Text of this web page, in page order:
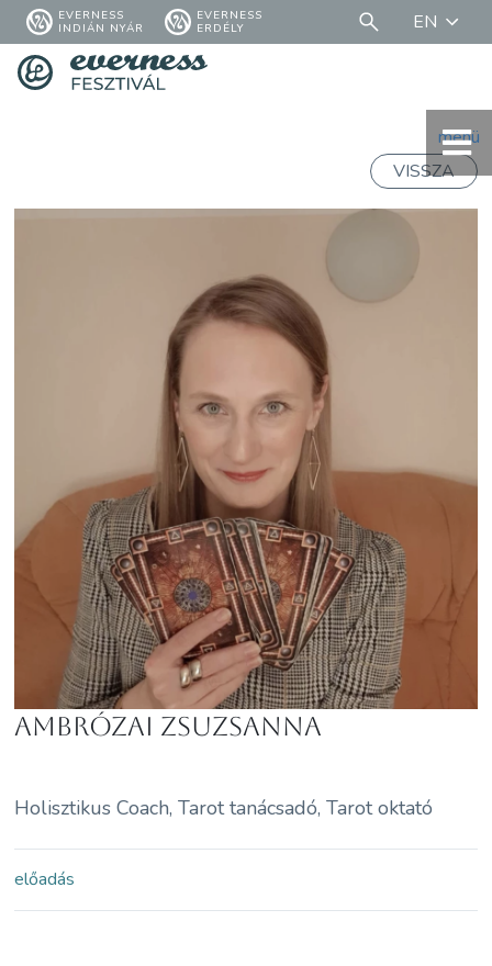
EVERNESS
INDIÁN NYÁR
EVERNESS
ERDÉLY
EN
menü
VISSZA
Ambrózai Zsuzsanna
Holisztikus Coach, Tarot tanácsadó, Tarot oktató
előadás